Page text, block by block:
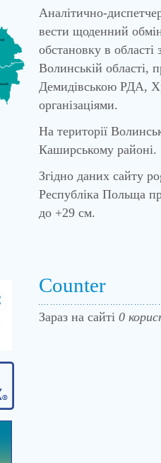
Аналітично-
вести щоденний
обстановку в
Волинській області,
Демидівською РДА,
організаціями.
На території
Каширському районі.
Згідно даних сайту
Республіка Польща
до +29 см.
Counter
Зараз на сайті 0